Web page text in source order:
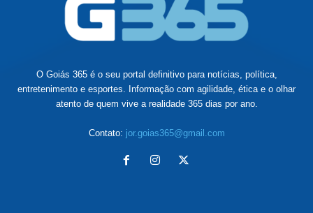
O Goiás 365 é o seu portal definitivo para notícias, política,
entretenimento e esportes. Informação com agilidade, ética e o olhar
atento de quem vive a realidade 365 dias por ano.
Contato: jor.goias365@gmail.com